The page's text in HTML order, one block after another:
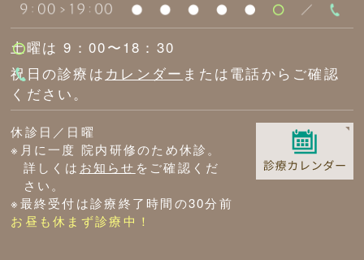
土曜は 9：00〜18：30
祝日の診療は カレンダー または電話からご確認
ください。
休診日／日曜
※月に一度 院内研修のため休診。
詳しくは お知らせ をご確認くだ
さい。
※最終受付は診療終了時間の30分前
お昼も休まず診療中！